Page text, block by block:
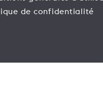
de confidentialité